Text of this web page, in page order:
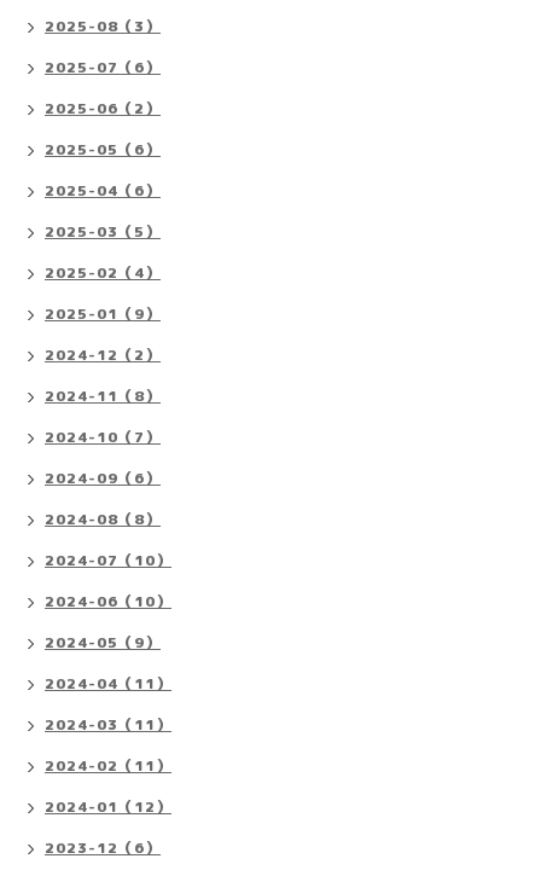
2025-08（3）
2025-07（6）
2025-06（2）
2025-05（6）
2025-04（6）
2025-03（5）
2025-02（4）
2025-01（9）
2024-12（2）
2024-11（8）
2024-10（7）
2024-09（6）
2024-08（8）
2024-07（10）
2024-06（10）
2024-05（9）
2024-04（11）
2024-03（11）
2024-02（11）
2024-01（12）
2023-12（6）